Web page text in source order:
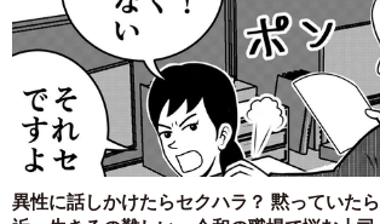
異性に話しかけたらセクハラ？ 黙っていた